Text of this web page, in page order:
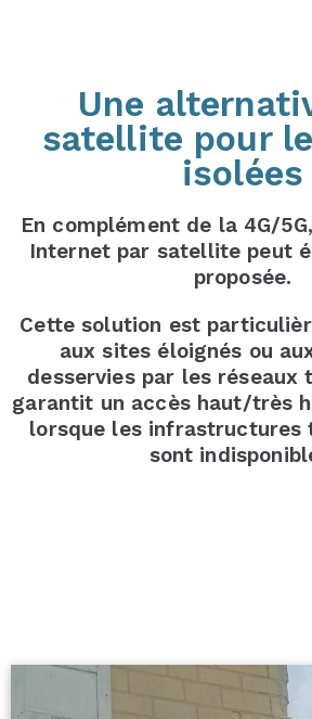
Une
satellite pour
isolées
En complément de la 4G/
Internet par satellite peut
proposée.
Cette solution est
aux sites éloignés ou
desservies par les réseaux
garantit un accès haut/très
lorsque les infrastructures
sont